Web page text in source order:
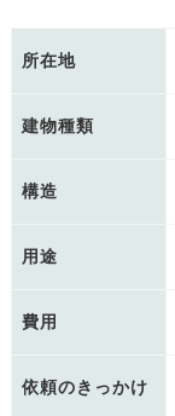
所在地
建物種類
構造
用途
費用
依頼のきっかけ